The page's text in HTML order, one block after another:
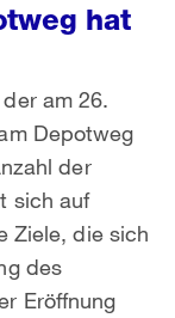
hat
am 26.
Depotweg
der
sich auf
Ziele, die sich
des
Eröffnung